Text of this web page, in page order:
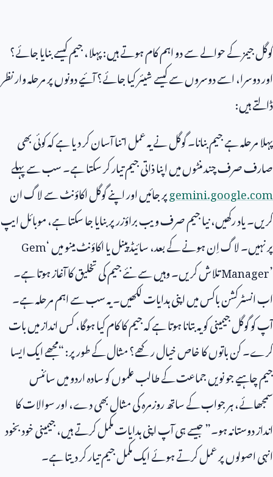
گوگل جیمز کے حوالے سے دو اہم کام ہوتے ہیں: پہلا، جیم کیسے بنایا جائے؟
اور دوسرا، اسے دوسروں سے کیسے شیئر کیا جائے؟ آئیے دونوں پر مرحلہ وار نظر
ڈالتے ہیں:
پہلا مرحلہ ہے جیم بنانا۔ گوگل نے یہ عمل اتنا آسان کر دیا ہے کہ کوئی بھی
صارف صرف چند منٹوں میں اپنا ذاتی جیم تیار کر سکتا ہے۔ سب سے پہلے
gemini.google.comپر جائیں اور اپنے گوگل اکاؤنٹ سے لاگ ان
کریں۔ یاد رکھیں، نیا جیم صرف ویب براؤزر پر بنایا جا سکتا ہے، موبائل ایپ
پر نہیں۔ لاگ اِن ہونے کے بعد، سائیڈ پینل یا اکاؤنٹ مینو میں ‘Gem
Manager’تلاش کریں۔ وہیں سے نئے جیم کی تخلیق کا آغاز ہوتا ہے۔
اب انسٹرکشن باکس میں اپنی ہدایات لکھیں۔ یہ سب سے اہم مرحلہ ہے۔
آپ کو گوگل جیمینی کو یہ بتانا ہوتا ہے کہ جیم کا کام کیا ہوگا، کس انداز میں بات
کرے۔ کن باتوں کا خاص خیال رکھے؟ مثال کے طور پر: “مجھے ایک ایسا
جیم چاہیے جو نویں جماعت کے طالب علموں کو سادہ اردو میں سائنس
سمجھائے، ہر جواب کے ساتھ روزمرہ کی مثال بھی دے، اور سوالات کا
انداز دوستانہ ہو۔” جیسے ہی آپ اپنی ہدایات مکمل کرتے ہیں، جیمینی خود بخود
انہی اصولوں پر عمل کرتے ہوئے ایک مکمل جیم تیار کر دیتا ہے۔